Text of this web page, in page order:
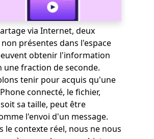
via Internet, deux
présentes dans l'espace
obtenir l'information
une fraction de seconde.
tenir pour acquis qu'une
connecté, le fichier,
sa taille, peut être
l'envoi d'un message.
le contexte réel, nous ne nous